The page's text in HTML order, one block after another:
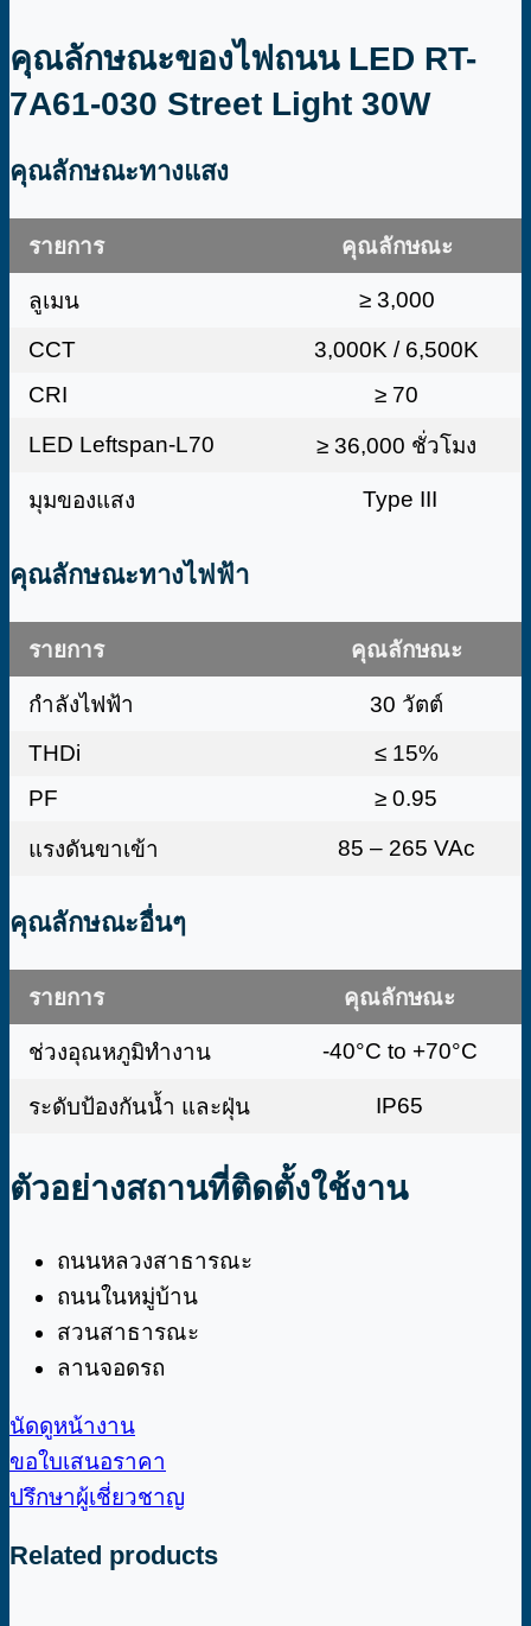
คุณลักษณะของไฟถนน LED RT-
7A61-030 Street Light 30W
คุณลักษณะทางแสง
รายการ คุณลักษณะ
ลูเมน
≥ 3,000
CCT
3,000K / 6,500K
CRI
≥ 70
LED Leftspan-L70
≥ 36,000 ชั่วโมง
มุมของแสง Type III
คุณลักษณะทางไฟฟ้า
รายการ คุณลักษณะ
กำลังไฟฟ้า
30 วัตต์
THDi
≤ 15%
PF
≥ 0.95
แรงดันขาเข้า 85 – 265 VAc
คุณลักษณะอื่นๆ
รายการ คุณลักษณะ
ช่วงอุณหภูมิทำงาน -40°C to +70°C
ระดับป้องกันน้ำ และฝุ่น IP65
ตัวอย่างสถานที่ติดตั้งใช้งาน
ถนนหลวงสาธารณะ
ถนนในหมู่บ้าน
สวนสาธารณะ
ลานจอดรถ
นัดดูหน้างาน
ขอใบเสนอราคา
ปรึกษาผู้เชี่ยวชาญ
Related products